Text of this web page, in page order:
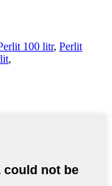
100 litr, Perlit
,